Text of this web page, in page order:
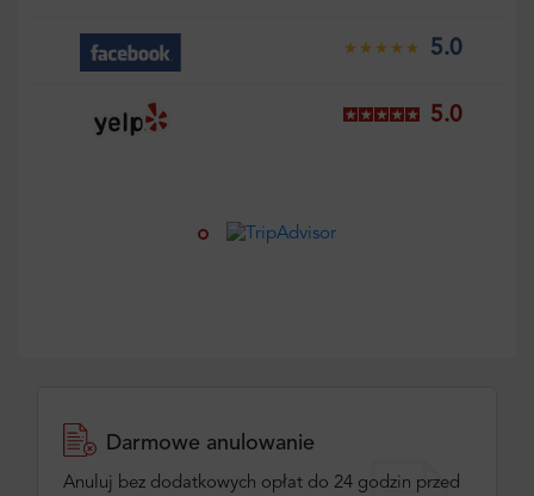
5.0
5.0
Darmowe anulowanie
Anuluj bez dodatkowych opłat do 24 godzin przed